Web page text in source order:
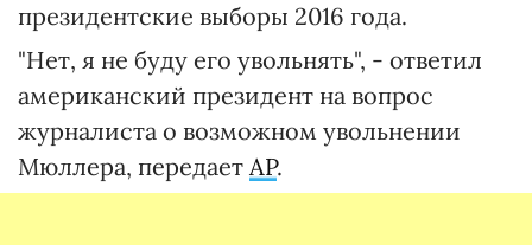
президентские выборы 2016 года.
"Нет, я не буду его увольнять", - ответил
американский президент на вопрос
журналиста о возможном увольнении
Мюллера, передает AP.